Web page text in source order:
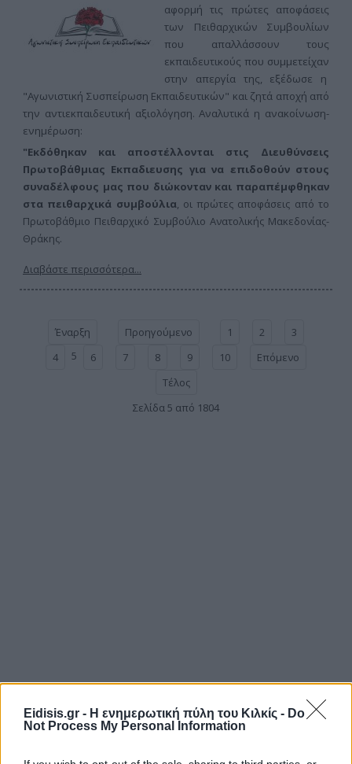
Eidisis.gr - Η ενημερωτική πύλη του Κιλκίς - Do
Not Process My Personal Information
αφορμή τις πρώτες αποφάσεις
των Πειθαρχικών Συμβουλίων
που απαλλάσσουν τους
εκπαιδευτικούς που συμμετείχαν
στην απεργία της, εξέδωσε η
"Αγωνιστική Συσπείρωση Εκπαιδευτικών" και ζητά αποχή από
την αντιεκπαιδευτική αξιολόγηση. Αναλυτικά η ανακοίνωση-
ενημέρωση:
"Εκδόθηκαν και αποστέλλονται στις Διευθύνσεις
Πρωτοβάθμιας Εκπαδιευσης για να επιδοθούν στους
συναδέλφους μας που διώκονταν και παραπέμφθηκαν
στα πειθαρχικά συμβούλια, οι πρώτες αποφάσεις από το
Πρωτοβάθμιο Πειθαρχικό Συμβούλιο Ανατολικής Μακεδονίας-
Θράκης.
Διαβάστε περισσότερα...
Έναρξη Προηγούμενο 1 2
3
4
5 6 7 8 9 10
Επόμενο
Τέλος
Σελίδα 5 από 1804